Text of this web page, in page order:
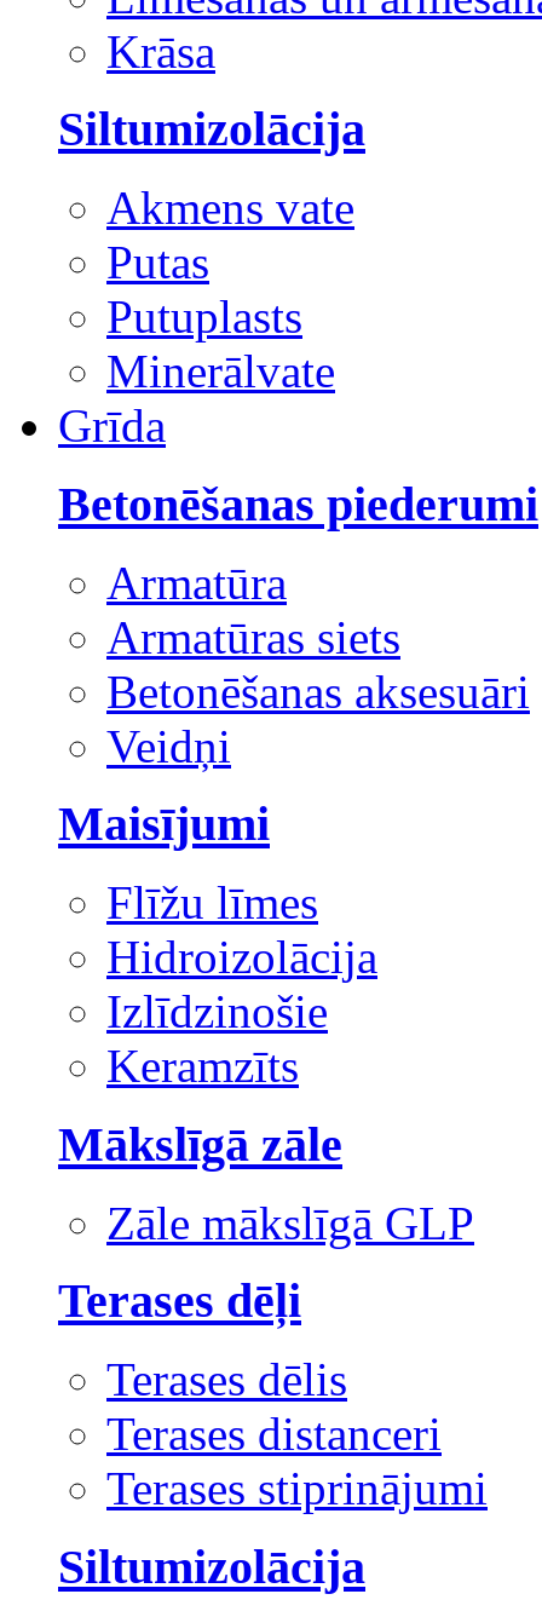
Krāsa
Siltumizolācija
Akmens vate
Putas
Putuplasts
Minerālvate
Grīda
Betonēšanas piederumi
Armatūra
Armatūras siets
Betonēšanas aksesuāri
Veidņi
Maisījumi
Flīžu līmes
Hidroizolācija
Izlīdzinošie
Keramzīts
Mākslīgā zāle
Zāle mākslīgā GLP
Terases dēļi
Terases dēlis
Terases distanceri
Terases stiprinājumi
Siltumizolācija